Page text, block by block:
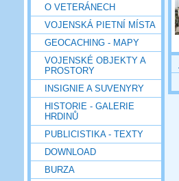
O VETERÁNECH
VOJENSKÁ PIETNÍ MÍSTA
GEOCACHING - MAPY
VOJENSKÉ OBJEKTY A
PROSTORY
INSIGNIE A SUVENYRY
HISTORIE - GALERIE
HRDINŮ
PUBLICISTIKA - TEXTY
DOWNLOAD
BURZA